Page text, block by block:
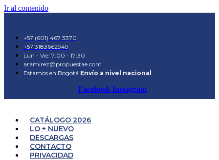
Ir al contenido
+57 (601) 467 3370
+57 3183662949
Lun - Vie: 7:00 - 17:30
aramirez@propuestae.com
Estamos en Bogotá Envío a nivel nacional
Facebook Instagram
CATÁLOGO 2026
LO + NUEVO
DESCARGAS
CONTACTO
PRIVACIDAD